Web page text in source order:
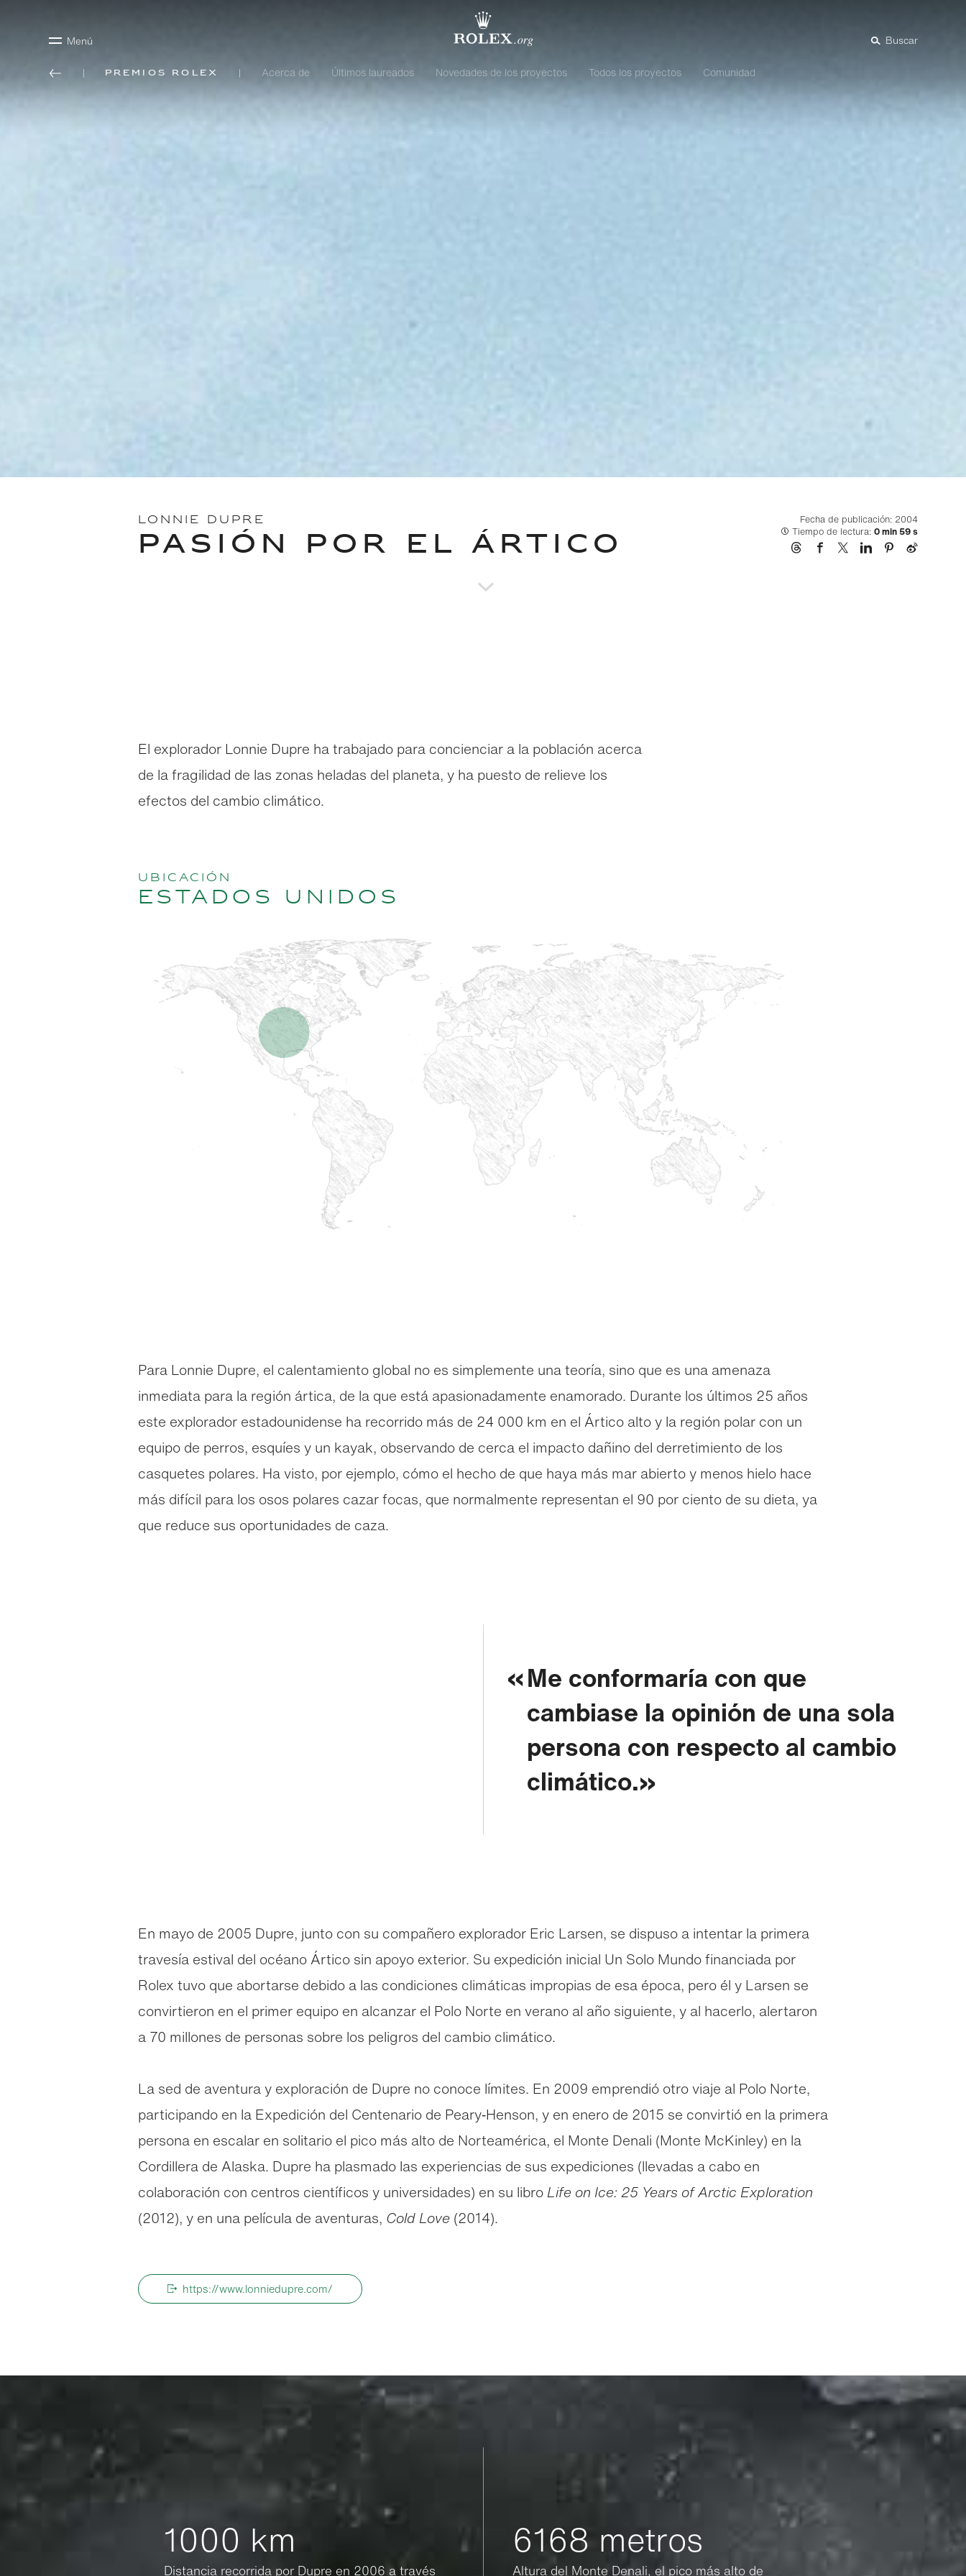
Menú Buscar
Premios Rolex Acerca de Últimos laureados Novedades de los proyectos Todos los proyectos Comunidad
LONNIE DUPRE
PASIÓN POR EL ÁRTICO
Fecha de publicación: 2004
Tiempo de lectura: 0 min 59 s
El explorador Lonnie Dupre ha trabajado para concienciar a la población acerca
de la fragilidad de las zonas heladas del planeta, y ha puesto de relieve los
efectos del cambio climático.
Ubicación
Estados Unidos
Para Lonnie Dupre, el calentamiento global no es simplemente una teoría, sino que es una amenaza
inmediata para la región ártica, de la que está apasionadamente enamorado. Durante los últimos 25 años
este explorador estadounidense ha recorrido más de 24 000 km en el Ártico alto y la región polar con un
equipo de perros, esquíes y un kayak, observando de cerca el impacto dañino del derretimiento de los
casquetes polares. Ha visto, por ejemplo, cómo el hecho de que haya más mar abierto y menos hielo hace
más difícil para los osos polares cazar focas, que normalmente representan el 90 por ciento de su dieta, ya
que reduce sus oportunidades de caza.
Me conformaría con que
cambiase la opinión de una sola
persona con respecto al cambio
climático.
En mayo de 2005 Dupre, junto con su compañero explorador Eric Larsen, se dispuso a intentar la primera
travesía estival del océano Ártico sin apoyo exterior. Su expedición inicial Un Solo Mundo financiada por
Rolex tuvo que abortarse debido a las condiciones climáticas impropias de esa época, pero él y Larsen se
convirtieron en el primer equipo en alcanzar el Polo Norte en verano al año siguiente, y al hacerlo, alertaron
a 70 millones de personas sobre los peligros del cambio climático.
La sed de aventura y exploración de Dupre no conoce límites. En 2009 emprendió otro viaje al Polo Norte,
participando en la Expedición del Centenario de Peary‑Henson, y en enero de 2015 se convirtió en la primera
persona en escalar en solitario el pico más alto de Norteamérica, el Monte Denali (Monte McKinley) en la
Cordillera de Alaska. Dupre ha plasmado las experiencias de sus expediciones (llevadas a cabo en
colaboración con centros científicos y universidades) en su libro Life on Ice: 25 Years of Arctic Exploration
(2012), y en una película de aventuras, Cold Love (2014).
https://www.lonniedupre.com/
1000 km
Distancia recorrida por Dupre en 2006 a través
6168 metros
Altura del Monte Denali, el pico más alto de